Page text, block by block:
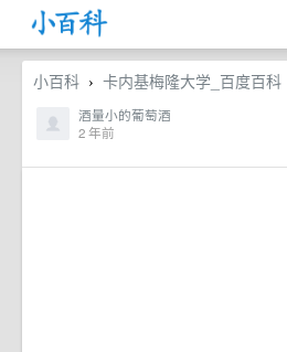
小百科 › 卡内基梅隆大学_百度百科
酒量小的葡萄酒
2 年前